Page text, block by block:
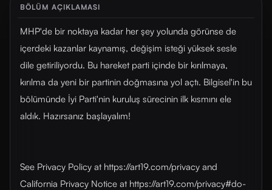
BÖLÜM AÇIKLAMASI
MHP'de bir noktaya kadar her şey yolunda görünse de
içerdeki kazanlar kaynamış, değişim isteği yüksek sesle
dile getiriliyordu. Bu hareket parti içinde bir kırılmaya,
kırılma da yeni bir partinin doğmasına yol açtı. Bilgisel'in bu
bölümünde İyi Parti'nin kuruluş sürecinin ilk kısmını ele
aldık. Hazırsanız başlayalım!
See Privacy Policy at https://art19.com/privacy and
California Privacy Notice at https://art19.com/privacy#do-